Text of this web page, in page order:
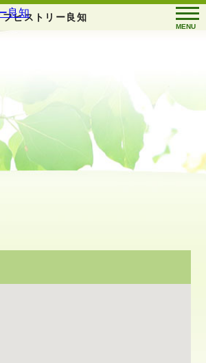
フヒストリー良知
MENU